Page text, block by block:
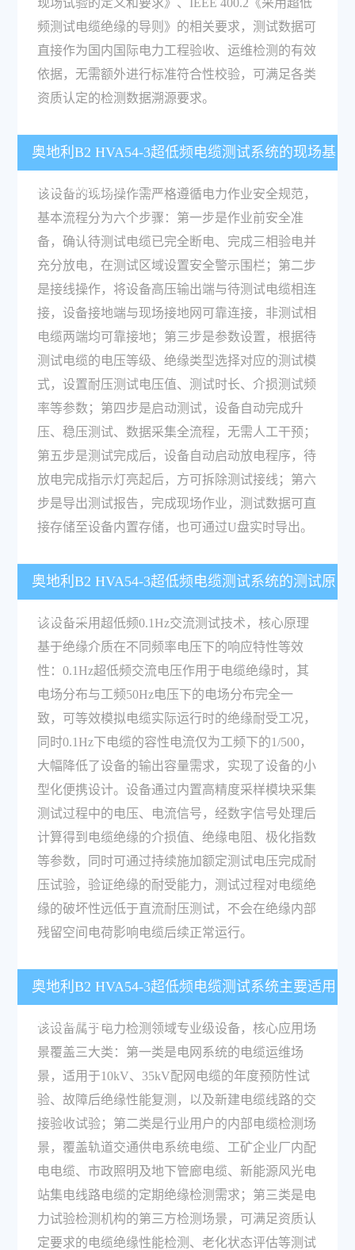
现场试验的定义和要求》、IEEE 400.2《采用超低
频测试电缆绝缘的导则》的相关要求，测试数据可
直接作为国内国际电力工程验收、运维检测的有效
依据，无需额外进行标准符合性校验，可满足各类
资质认定的检测数据溯源要求。
奥地利B2 HVA54-3超低频电缆测试系统的现场基
本操作流程是什么？
该设备的现场操作需严格遵循电力作业安全规范，
基本流程分为六个步骤：第一步是作业前安全准
备，确认待测试电缆已完全断电、完成三相验电并
充分放电，在测试区域设置安全警示围栏；第二步
是接线操作，将设备高压输出端与待测试电缆相连
接，设备接地端与现场接地网可靠连接，非测试相
电缆两端均可靠接地；第三步是参数设置，根据待
测试电缆的电压等级、绝缘类型选择对应的测试模
式，设置耐压测试电压值、测试时长、介损测试频
率等参数；第四步是启动测试，设备自动完成升
压、稳压测试、数据采集全流程，无需人工干预；
第五步是测试完成后，设备自动启动放电程序，待
放电完成指示灯亮起后，方可拆除测试接线；第六
步是导出测试报告，完成现场作业，测试数据可直
接存储至设备内置存储，也可通过U盘实时导出。
奥地利B2 HVA54-3超低频电缆测试系统的测试原
理是什么？
该设备采用超低频0.1Hz交流测试技术，核心原理
基于绝缘介质在不同频率电压下的响应特性等效
性：0.1Hz超低频交流电压作用于电缆绝缘时，其
电场分布与工频50Hz电压下的电场分布完全一
致，可等效模拟电缆实际运行时的绝缘耐受工况，
同时0.1Hz下电缆的容性电流仅为工频下的1/500，
大幅降低了设备的输出容量需求，实现了设备的小
型化便携设计。设备通过内置高精度采样模块采集
测试过程中的电压、电流信号，经数字信号处理后
计算得到电缆绝缘的介损值、绝缘电阻、极化指数
等参数，同时可通过持续施加额定测试电压完成耐
压试验，验证绝缘的耐受能力，测试过程对电缆绝
缘的破坏性远低于直流耐压测试，不会在绝缘内部
残留空间电荷影响电缆后续正常运行。
奥地利B2 HVA54-3超低频电缆测试系统主要适用
哪些应用场景？
该设备属于电力检测领域专业级设备，核心应用场
景覆盖三大类：第一类是电网系统的电缆运维场
景，适用于10kV、35kV配网电缆的年度预防性试
验、故障后绝缘性能复测，以及新建电缆线路的交
接验收试验；第二类是行业用户的内部电缆检测场
景，覆盖轨道交通供电系统电缆、工矿企业厂内配
电电缆、市政照明及地下管廊电缆、新能源风光电
站集电线路电缆的定期绝缘检测需求；第三类是电
力试验检测机构的第三方检测场景，可满足资质认
定要求的电缆绝缘性能检测、老化状态评估等测试